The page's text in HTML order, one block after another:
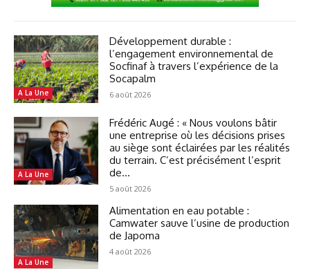
A La Une
Développement durable :
l’engagement environnemental de
Socfinaf à travers l’expérience de la
Socapalm
6 août 2026
A La Une
Frédéric Augé : « Nous voulons bâtir
une entreprise où les décisions prises
au siège sont éclairées par les réalités
du terrain. C’est précisément l’esprit
de...
5 août 2026
A La Une
Alimentation en eau potable :
Camwater sauve l’usine de production
de Japoma
4 août 2026